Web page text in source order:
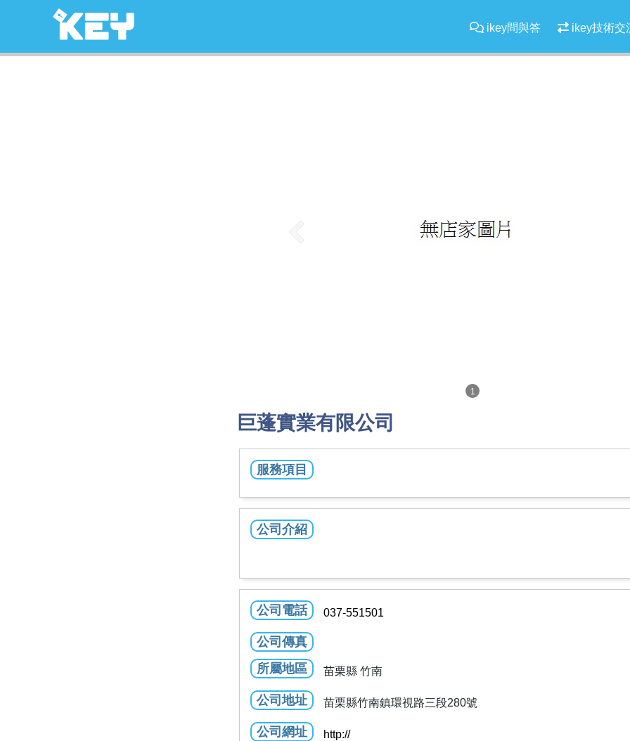
ikey問與答 ikey技術交
1
巨蓬實業有限公司
服務項目
公司介紹
公司電話 037-551501
公司傳真
所屬地區
苗栗縣 竹南
公司地址 苗栗縣竹南鎮環視路三段280號
公司網址 http://